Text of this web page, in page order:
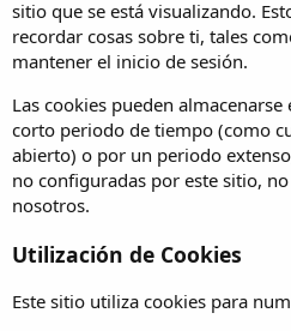
sitio que se está visualizando.
recordar cosas sobre ti, tales
mantener el inicio de sesión.
Las cookies pueden
corto periodo de tiempo (como
abierto) o por un periodo
no configuradas por este sitio,
nosotros.
Utilización de Cookies
Este sitio utiliza cookies para